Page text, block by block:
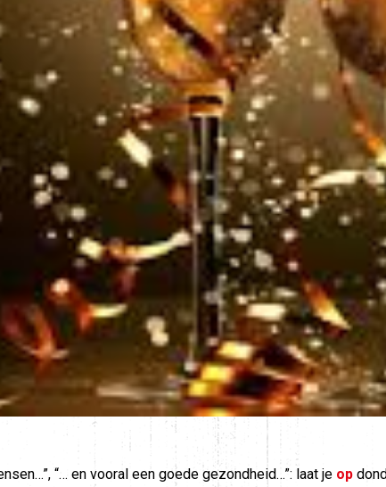
“… en vooral een goede gezondheid…”: laat je op